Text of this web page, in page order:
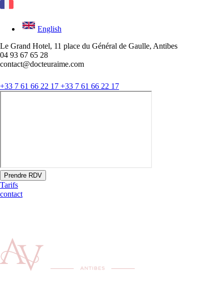
English
Le Grand Hotel, 11 place du Général de Gaulle, Antibes
04 93 67 65 28
contact@docteuraime.com
+33 7 61 66 22 17 +33 7 61 66 22 17
Prendre RDV
Tarifs
contact